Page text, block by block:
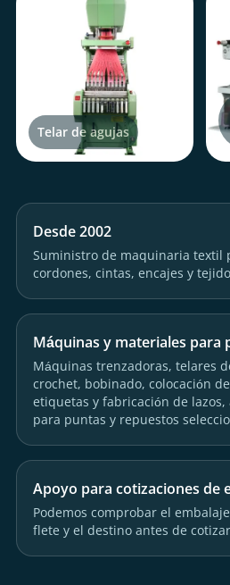
Telar de agujas
Desde 2002
Suministro de maquinaria textil
cordones, cintas, encajes y
Máquinas y materiales para
Máquinas trenzadoras, telares
crochet, bobinado, colocación
etiquetas y fabricación de
para puntas y repuestos
Apoyo para cotizaciones de
Podemos comprobar el
flete y el destino antes de